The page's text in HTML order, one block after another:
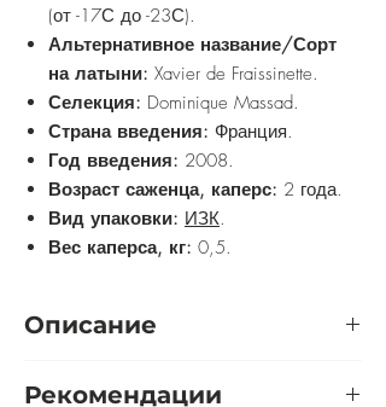
(от -17С до -23С).
Альтернативное название/Сорт
на латыни: Xavier de Fraissinette.
Селекция: Dominique Massad.
Страна введения: Франция.
Год введения: 2008.
Возраст саженца, каперс: 2 года.
Вид упаковки: ИЗК.
Вес каперса, кг: 0,5.
Описание
квартированные, старинного типа,
Рекомендации